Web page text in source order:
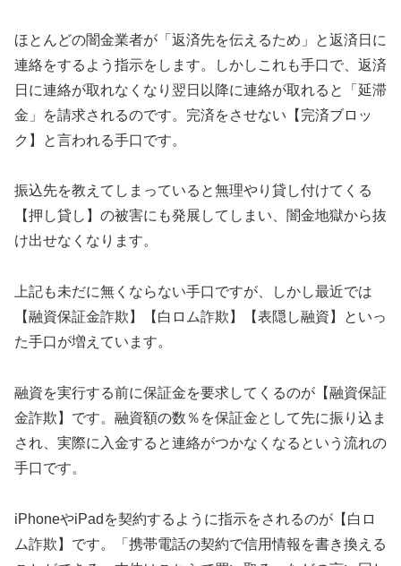
ほとんどの闇金業者が「返済先を伝えるため」と返済日に
連絡をするよう指示をします。しかしこれも手口で、返済
日に連絡が取れなくなり翌日以降に連絡が取れると「延滞
金」を請求されるのです。完済をさせない【完済ブロッ
ク】と言われる手口です。
振込先を教えてしまっていると無理やり貸し付けてくる
【押し貸し】の被害にも発展してしまい、闇金地獄から抜
け出せなくなります。
上記も未だに無くならない手口ですが、しかし最近では
【融資保証金詐欺】【白ロム詐欺】【表隠し融資】といっ
た手口が増えています。
融資を実行する前に保証金を要求してくるのが【融資保証
金詐欺】です。融資額の数％を保証金として先に振り込ま
され、実際に入金すると連絡がつかなくなるという流れの
手口です。
iPhoneやiPadを契約するように指示をされるのが【白ロ
ム詐欺】です。「携帯電話の契約で信用情報を書き換える